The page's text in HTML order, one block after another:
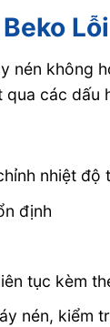
nén không
các dấu
nhiệt độ
định
tục kèm
nén, kiểm